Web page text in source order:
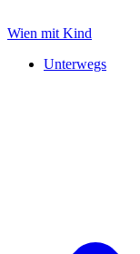
Inhalt
Wien mit Kind
Unterwegs